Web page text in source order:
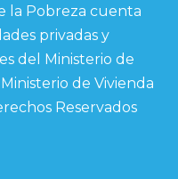
la Pobreza cuenta
privadas y
del Ministerio de
de Vivienda
Reservados